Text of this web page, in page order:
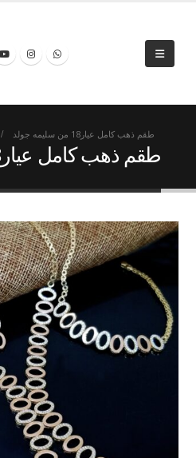
طقم ذهب كامل عيار18 من سليمه جولد
طقم ذهب كامل عيار18 من سليمه جولد